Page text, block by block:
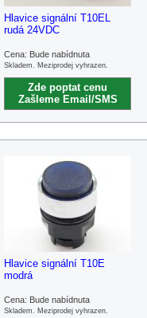
Hlavice signální T10EL
rudá 24VDC
Cena: Bude nabídnuta
Skladem. Meziprodej vyhrazen.
Zde poptat cenu
Zašleme Email/SMS
Hlavice signální T10E
modrá
Cena: Bude nabídnuta
Skladem. Meziprodej vyhrazen.